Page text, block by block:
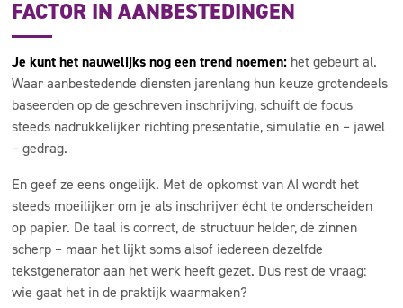
FACTOR IN AANBESTEDINGEN
Je kunt het nauwelijks nog een trend noemen: het gebeurt al.
Waar aanbestedende diensten jarenlang hun keuze grotendeels
baseerden op de geschreven inschrijving, schuift de focus
steeds nadrukkelijker richting presentatie, simulatie en – jawel
– gedrag.
En geef ze eens ongelijk. Met de opkomst van AI wordt het
steeds moeilijker om je als inschrijver écht te onderscheiden
op papier. De taal is correct, de structuur helder, de zinnen
scherp – maar het lijkt soms alsof iedereen dezelfde
tekstgenerator aan het werk heeft gezet. Dus rest de vraag:
wie gaat het in de praktijk waarmaken?